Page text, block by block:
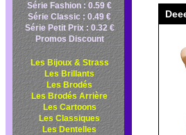
Série Fashion : 0.59 €
Série Classic : 0.49 €
Série Petit Prix : 0.32 €
Promos Discount
Les Bijoux & Strass
Les Brillants
Les Brodés
Les Brodés Arrière
Les Cartoons
Les Classiques
Les Dentelles